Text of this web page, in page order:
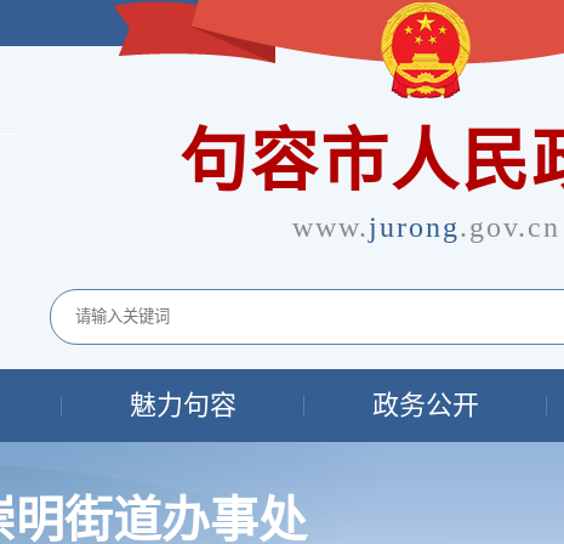
句容市人民
www.jurong.gov.cn
魅力句容 政务公开
明街道办事处